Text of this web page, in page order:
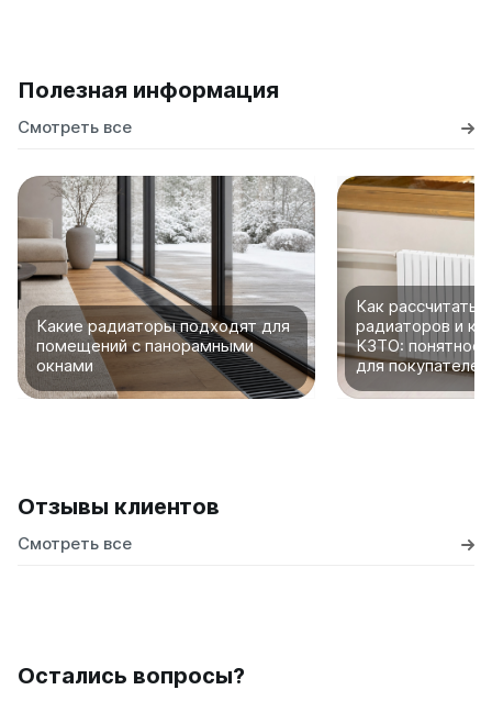
Полезная информация
Смотреть все
Какие радиаторы подходят для
помещений с панорамными
окнами
Как рассчитать
радиаторов и
КЗТО: понятное
для покупателей
Отзывы клиентов
Смотреть все
Остались вопросы?